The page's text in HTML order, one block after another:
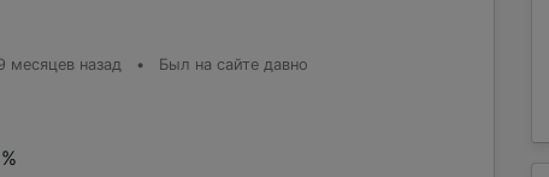
месяцев назад • Был на сайте давно